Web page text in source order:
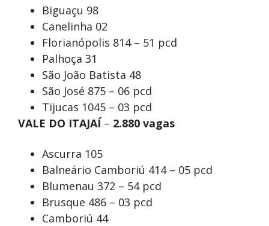
Biguaçu 98
Canelinha 02
Florianópolis 814 – 51 pcd
Palhoça 31
São João Batista 48
São José 875 – 06 pcd
Tijucas 1045 – 03 pcd
VALE DO ITAJAÍ – 2.880 vagas
Ascurra 105
Balneário Camboriú 414 – 05 pcd
Blumenau 372 – 54 pcd
Brusque 486 – 03 pcd
Camboriú 44